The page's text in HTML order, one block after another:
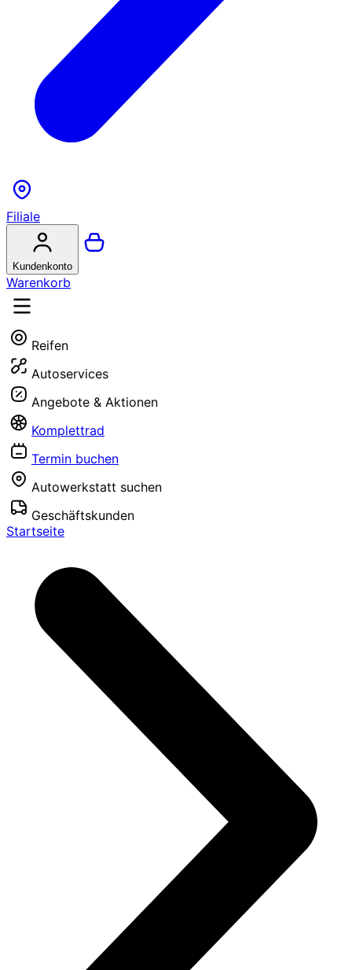
Filiale
Kundenkonto
Warenkorb
Reifen
Autoservices
Angebote & Aktionen
Komplettrad
Termin buchen
Autowerkstatt suchen
Geschäftskunden
Startseite